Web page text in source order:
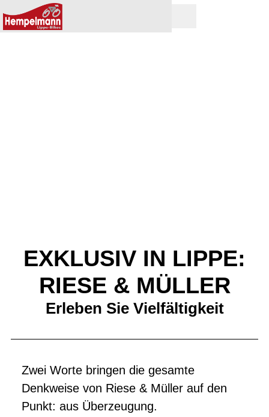
EXKLUSIV IN LIPPE:
RIESE & MÜLLER
Erleben Sie Vielfältigkeit
Zwei Worte bringen die gesamte
Denkweise von Riese & Müller auf den
Punkt: aus Überzeugung.